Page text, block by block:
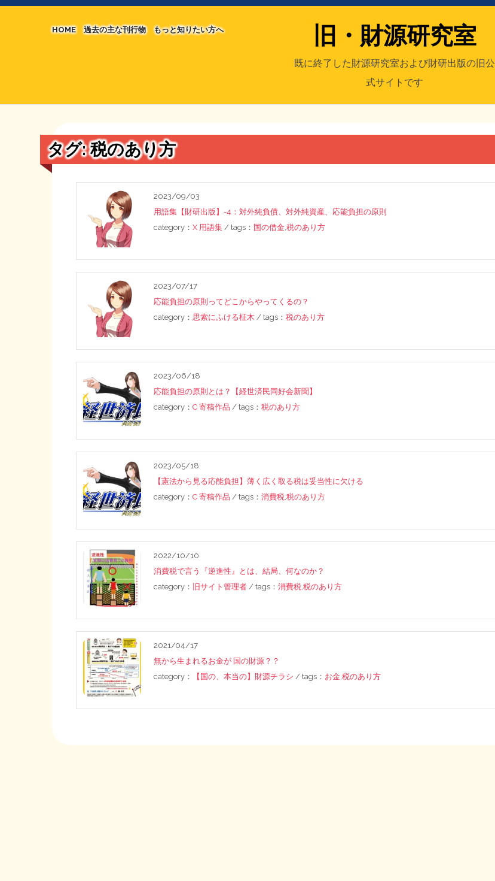
HOME 過去の主な刊行物 もっと知りたい方へ
たかの経世済民イラスト集
用語集
旧・財源研究室
既に終了した財源研究室および財研出版の旧公
式サイトです
タグ:税のあり方
2023/09/03
用語集【財研出版】-4：対外純負債、対外純資産、応能負担の原則
category：X 用語集 / tags： 国の借金,税のあり方
2023/07/17
応能負担の原則ってどこからやってくるの？
category：思索にふける柾木 / tags：税のあり方
2023/06/18
応能負担の原則とは？【経世済民同好会新聞】
category：C 寄稿作品 / tags：税のあり方
2023/05/18
【憲法から見る応能負担】薄く広く取る税は妥当性に欠ける
category：C 寄稿作品 / tags：消費税,税のあり方
2022/10/10
消費税で言う『逆進性』とは、結局、何なのか？
category：
旧サイト管理者 / tags：消費税,税のあり方
2021/04/17
無から生まれるお金が 国の財源？？
category：
【国の、本当の】財源チラシ / tags： お金,税のあり方